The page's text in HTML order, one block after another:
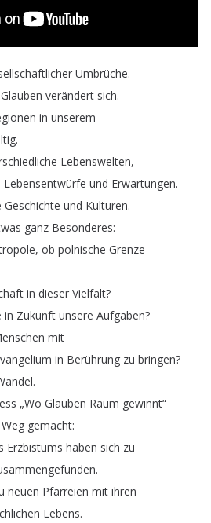
Umbrüche.
Glauben verändert sich.
in unserem
.
Lebenswelten,
Lebensentwürfe und Erwartungen.
Geschichte und Kulturen.
ganz Besonderes:
, ob polnische Grenze
in dieser Vielfalt?
in Zukunft unsere Aufgaben?
mit
in Berührung zu bringen?
.
„Wo Glauben Raum gewinnt“
Weg gemacht:
Erzbistums haben sich zu
.
neuen Pfarreien mit ihren
Lebens.